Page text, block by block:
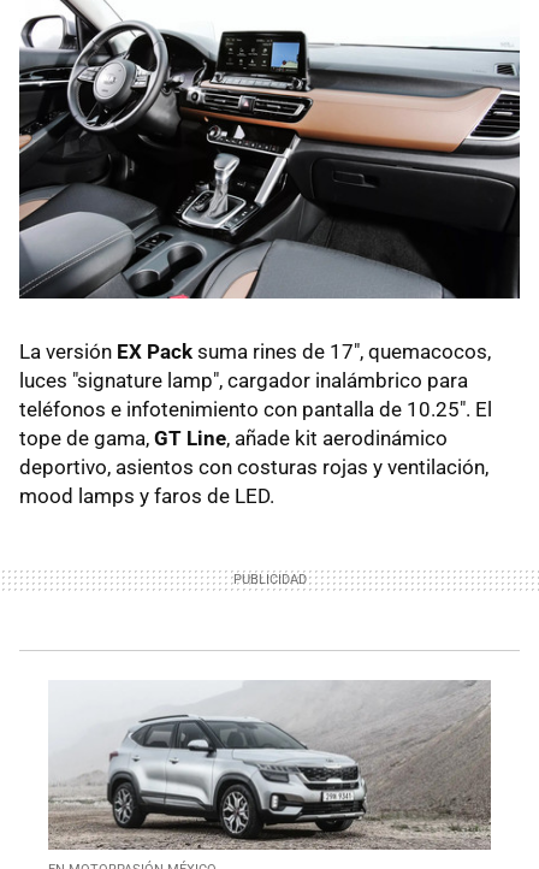
La versión EX Pack suma rines de 17", quemacocos,
luces "signature lamp", cargador inalámbrico para
teléfonos e infotenimiento con pantalla de 10.25". El
tope de gama, GT Line, añade kit aerodinámico
deportivo, asientos con costuras rojas y ventilación,
mood lamps y faros de LED.